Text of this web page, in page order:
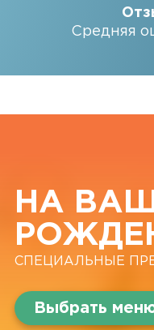
Средняя
НА
СПЕЦИАЛЬНЫЕ
Выбрать